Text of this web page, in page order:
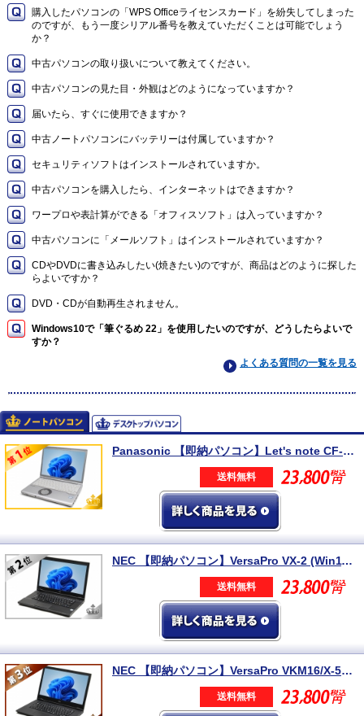
購入したパソコンの「WPS Officeライセンスカード」を紛失してしまった
のですが、もう一度シリアル番号を教えていただくことは可能でしょう
か？
中古パソコンの取り扱いについて教えてください。
中古パソコンの見た目・外観はどのようになっていますか？
届いたら、すぐに使用できますか？
中古ノートパソコンにバッテリーは付属していますか？
セキュリティソフトはインストールされていますか。
中古パソコンを購入したら、インターネットはできますか？
ワープロや表計算ができる「オフィスソフト」は入っていますか？
中古パソコンに「メールソフト」はインストールされていますか？
CDやDVDに書き込みしたい(焼きたい)のですが、商品はどのように探した
らよいですか？
DVD・CDが自動再生されません。
Windows10で「筆ぐるめ 22」を使用したいのですが、どうしたらよいで
すか？
よくある質問の一覧を見る
Panasonic 【即納パソコン】Let's note CF-SV8 (Win11pro64) 5N8
送料無料
NEC 【即納パソコン】VersaPro VX-2 (Win11pro64) 5N8 ※テンキー付
送料無料
NEC 【即納パソコン】VersaPro VKM16/X-5 (Win11pro64)(SSD新品) 5N8
送料無料